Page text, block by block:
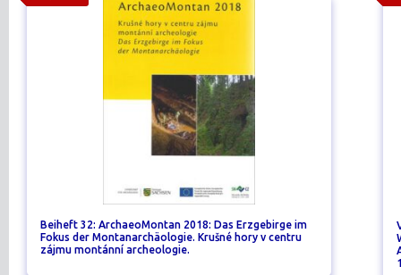
Beiheft 32: ArchaeoMontan 2018: Das Erzgebirge im
Fokus der Montanarchäologie. Krušné hory v centru
zájmu montánní archeologie.